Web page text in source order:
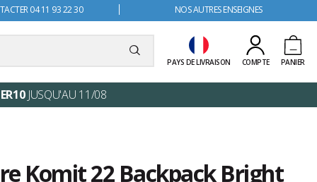
04 11 93 22 30 NOS AUTRES ENSEIGNES
PAYS DE LIVRAISON COMPTE PANIER
JUSQU'AU 11/08
Komit 22 Backpack Bright